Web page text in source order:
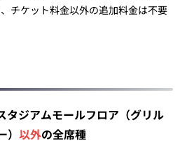
チケット料金以外の追加料金は不要
タジアムモールフロア（グリル
以外の全席種